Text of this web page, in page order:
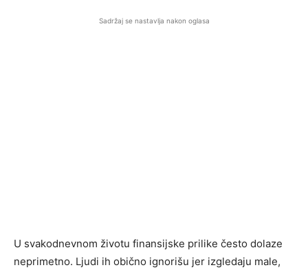
Sadržaj se nastavlja nakon oglasa
U svakodnevnom životu finansijske prilike često dolaze
neprimetno. Ljudi ih obično ignorišu jer izgledaju male,